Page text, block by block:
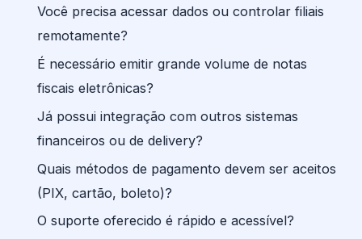
Você precisa acessar dados ou controlar filiais
remotamente?
É necessário emitir grande volume de notas
fiscais eletrônicas?
Já possui integração com outros sistemas
financeiros ou de delivery?
Quais métodos de pagamento devem ser aceitos
(PIX, cartão, boleto)?
O suporte oferecido é rápido e acessível?